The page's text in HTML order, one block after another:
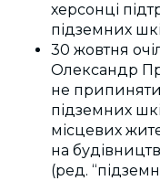
херсонці
підземних
30 жовтня
Олександр
не
підземних
місцевих
на
(ред.